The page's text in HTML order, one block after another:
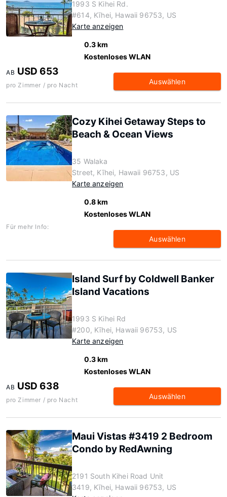
1993 S Kihei Rd.
#614, Kīhei, Hawaii 96753, US
Karte anzeigen
0.3 km
Kostenloses WLAN
AB USD 653
pro Zimmer / pro Nacht Auswählen
Cozy Kihei Getaway Steps to
Beach & Ocean Views
35 Walaka
Street, Kīhei, Hawaii 96753, US
Karte anzeigen
0.8 km
Kostenloses WLAN
Für mehr Info:
Auswählen
Island Surf by Coldwell Banker
Island Vacations
1993 S Kihei Rd
#200, Kīhei, Hawaii 96753, US
Karte anzeigen
0.3 km
Kostenloses WLAN
AB USD 638
pro Zimmer / pro Nacht Auswählen
Maui Vistas #3419 2 Bedroom
Condo by RedAwning
2191 South Kihei Road Unit
3419, Kīhei, Hawaii 96753, US